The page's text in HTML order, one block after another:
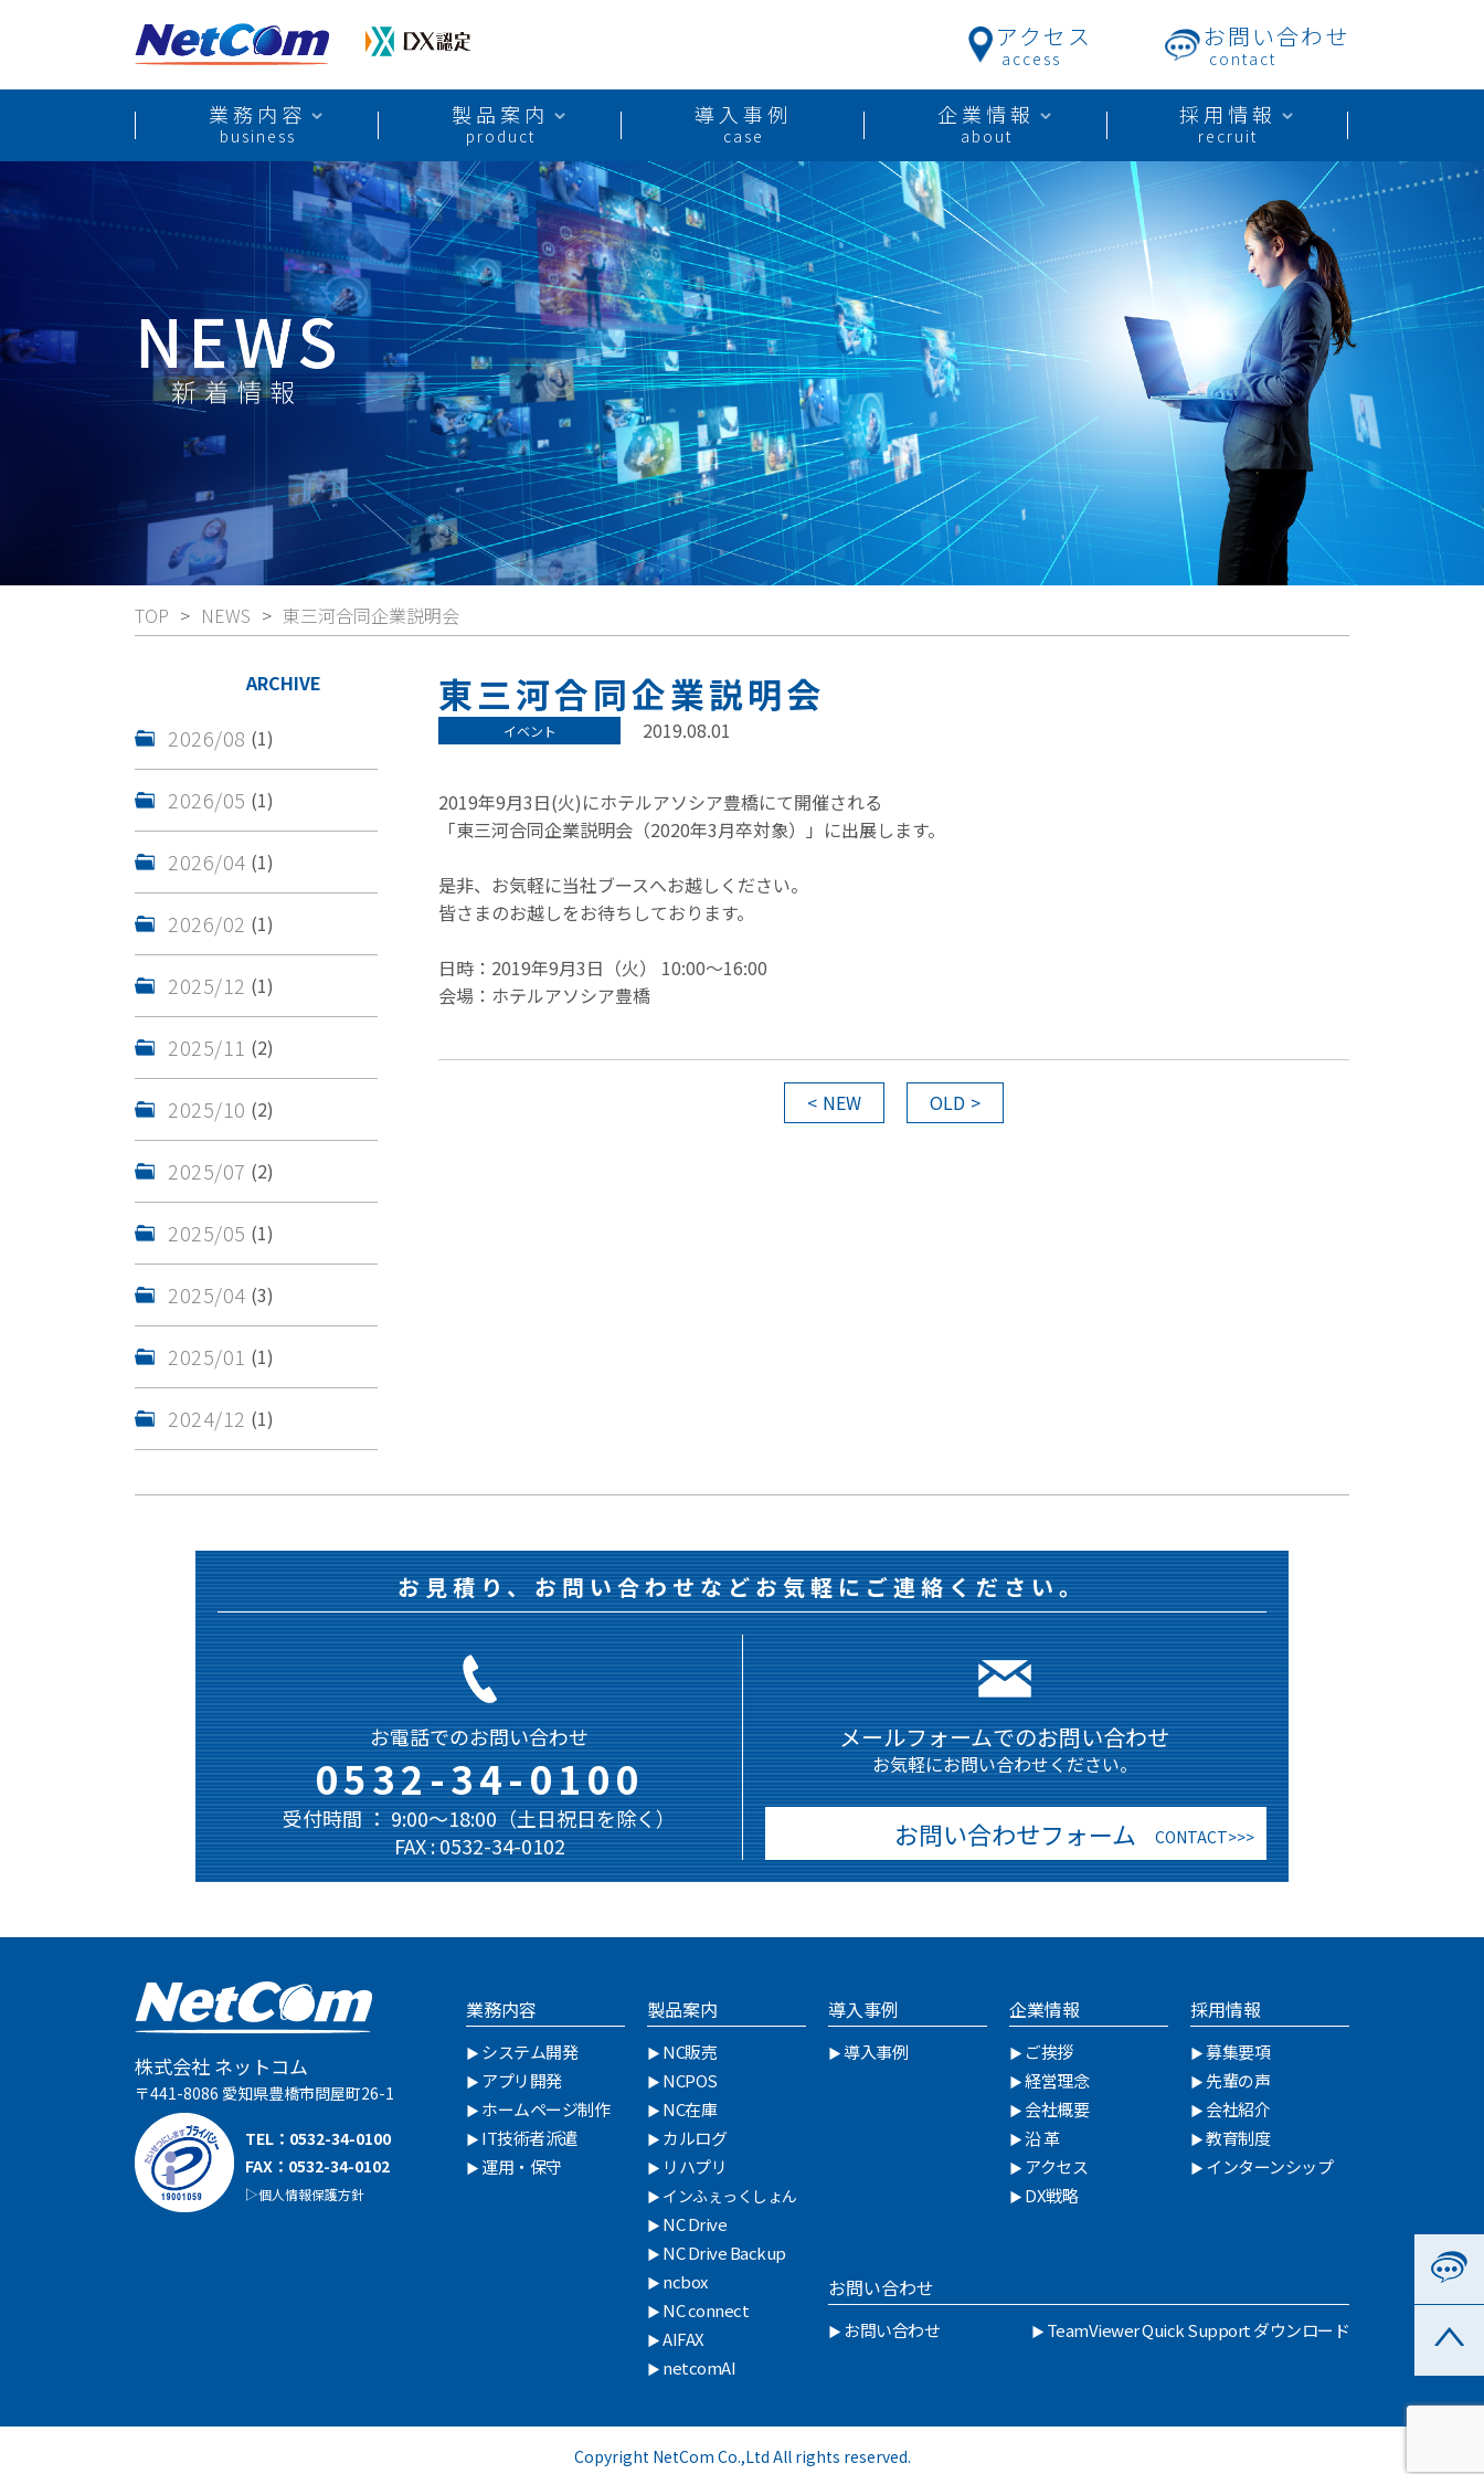
アクセス
access
お問い合わせ
contact
業務内容
business
製品案内
product
導入事例
case
企業情報
about
採用情報
recruit
TOP NEWS 東三河合同企業説明会
東三河合同企業説明会
イベント 2019.08.01
2019年9月3日(火)にホテルアソシア豊橋にて開催される
「東三河合同企業説明会（2020年3月卒対象）」に出展します。
是非、お気軽に当社ブースへお越しください。
皆さまのお越しをお待ちしております。
日時：2019年9月3日（火） 10:00～16:00
会場：ホテルアソシア豊橋
NEW OLD
ARCHIVE
2026/08 (1)
2026/05 (1)
2026/04 (1)
2026/02 (1)
2025/12 (1)
2025/11 (2)
2025/10 (2)
2025/07 (2)
2025/05 (1)
2025/04 (3)
2025/01 (1)
2024/12 (1)
お見積り、お問い合わせなどお気軽にご連絡ください。
お電話でのお問い合わせ
0532-34-0100
受付時間 ： 9:00～18:00（土日祝日を除く）
FAX : 0532-34-0102
メールフォームでのお問い合わせ
お気軽にお問い合わせください。
お問い合わせフォーム CONTACT
株式会社 ネットコム
〒441-8086 愛知県豊橋市問屋町26-1
TEL： 0532-34-0100
FAX：0532-34-0102
個人情報保護方針
業務内容
システム開発
アプリ開発
ホームページ制作
IT技術者派遣
運用・保守
製品案内
NC販売
NCPOS
NC在庫
カルログ
リハプリ
インふぇっくしょん
NC Drive
NC Drive Backup
ncbox
NC connect
AIFAX
netcomAI
導入事例
導入事例
企業情報
ご挨拶
経営理念
会社概要
沿 革
アクセス
DX戦略
採用情報
募集要項
先輩の声
会社紹介
教育制度
インターンシップ
お問い合わせ
お問い合わせ TeamViewer Quick Support ダウンロード
Copyright NetCom Co.,Ltd All rights reserved.